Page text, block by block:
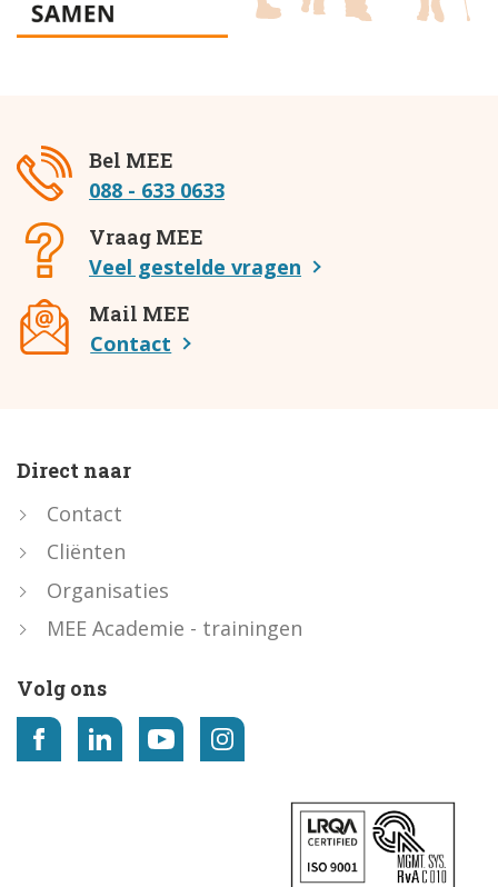
Bel MEE
088 - 633 0633
Vraag MEE
Veel gestelde vragen
Mail MEE
Contact
Direct naar
Contact
Cliënten
Organisaties
MEE Academie - trainingen
Volg ons